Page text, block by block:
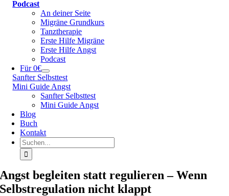
Podcast
An deiner Seite
Migräne Grundkurs
Tanztherapie
Erste Hilfe Migräne
Erste Hilfe Angst
Podcast
Für 0€
Sanfter Selbsttest
Mini Guide Angst
Sanfter Selbsttest
Mini Guide Angst
Blog
Buch
Kontakt
Suche
nach:
Angst begleiten statt regulieren – Wenn
Selbstregulation nicht klappt